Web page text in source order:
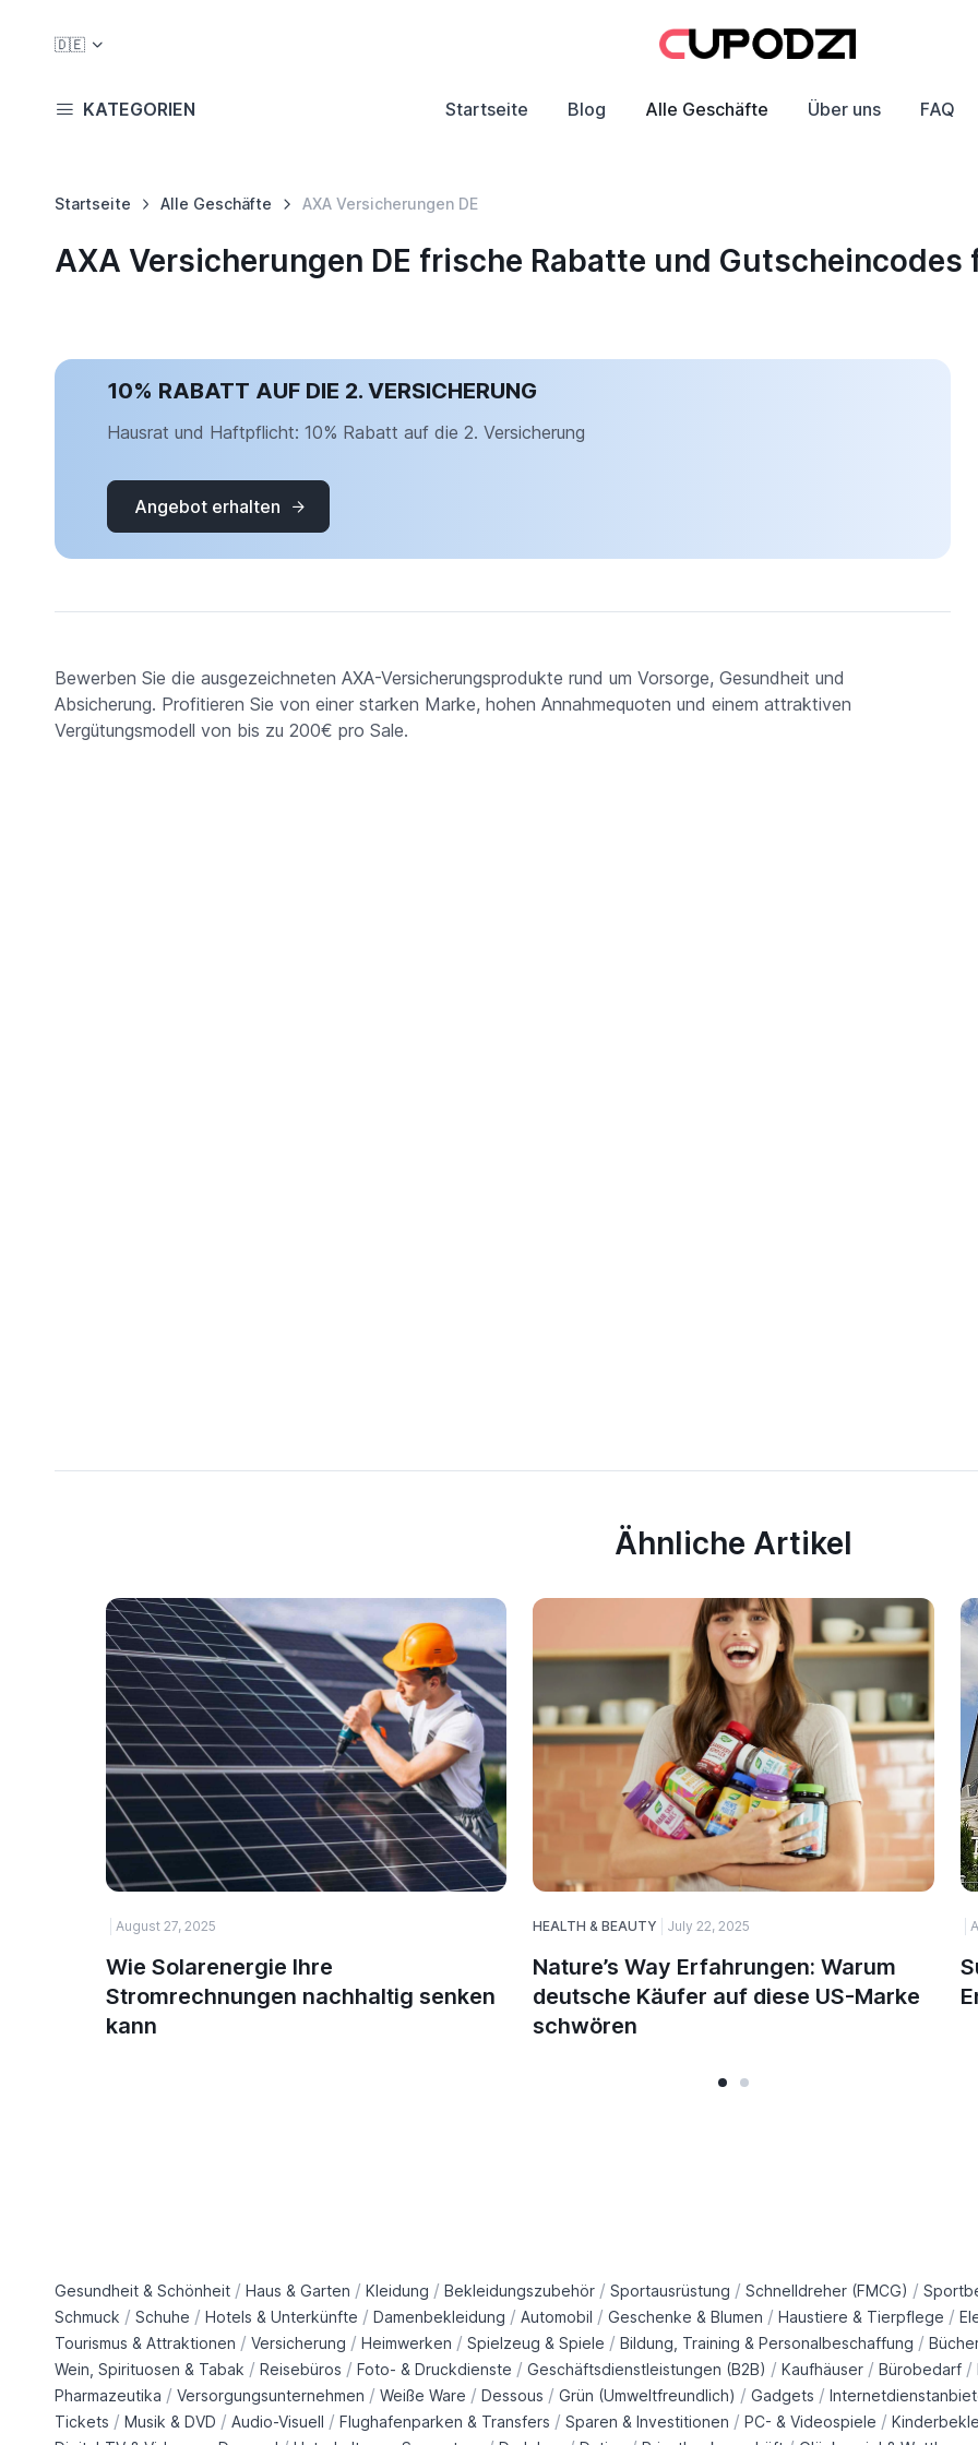
🇩🇪
KATEGORIEN Startseite Blog Alle Geschäfte Über uns FAQ
Startseite Alle Geschäfte AXA Versicherungen DE
AXA Versicherungen DE frische Rabatte und
10% RABATT AUF DIE 2. VERSICHERUNG
Hausrat und Haftpflicht: 10% Rabatt auf die 2. Versicherung
Angebot erhalten
Bewerben Sie die ausgezeichneten AXA-Versicherungsprodukte rund um Vorsorge, Gesundheit und
Absicherung. Profitieren Sie von einer starken Marke, hohen Annahmequoten und einem attraktiven
Vergütungsmodell von bis zu 200€ pro Sale.
Ähnliche Artikel
August 27, 2025
Wie Solarenergie Ihre
Stromrechnungen nachhaltig senken
kann
HEALTH & BEAUTY July 22, 2025
Nature’s Way Erfahrungen: Warum
deutsche Käufer auf diese US-Marke
schwören
Gesundheit & Schönheit / Haus & Garten / Kleidung / Bekleidungszubehör / Sportausrüstung / Schnelldreher (FMCG) /
Schmuck / Schuhe / Hotels & Unterkünfte / Damenbekleidung / Automobil / Geschenke & Blumen / Haustiere & Tierpflege /
Tourismus & Attraktionen / Versicherung / Heimwerken / Spielzeug & Spiele / Bildung, Training & Personalbeschaffung /
Wein, Spirituosen & Tabak / Reisebüros / Foto- & Druckdienste / Geschäftsdienstleistungen (B2B) / Kaufhäuser / Bürobedarf /
Pharmazeutika / Versorgungsunternehmen / Weiße Ware / Dessous / Grün (Umweltfreundlich) / Gadgets /
Tickets / Musik & DVD / Audio-Visuell / Flughafenparken & Transfers / Sparen & Investitionen / PC- & Videospiele /